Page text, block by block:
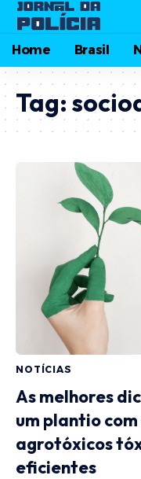
Home Brasil
Tag:
NOTÍCIAS
As melhores
um plantio
agrotóxicos
eficientes